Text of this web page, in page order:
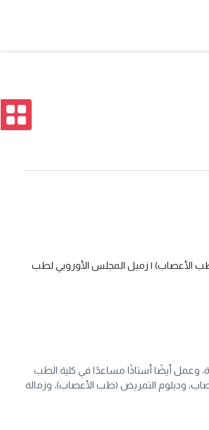
(طب الأعصاب) | زميل المجلس الأوروبي لطب
العربية المتحدة، وعمل أيضًا أستاذًا مساعدًا في كلية الطب
ودبلوم التمريض (طب الأعصاب)، وزمالة